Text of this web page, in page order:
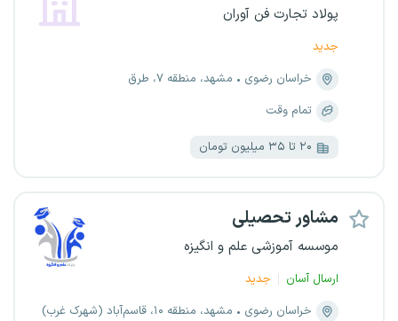
پولاد تجارت فن آوران
جدید
خراسان رضوی
مشهد، منطقه ۷، طرق
تمام وقت
۲۰ تا ۳۵ میلیون تومان
مشاور تحصیلی
موسسه‌ آموزشی علم و انگیزه
ارسال آسان
جدید
خراسان رضوی
مشهد، منطقه ۱۰، قاسم‌آباد (شهرک غرب)